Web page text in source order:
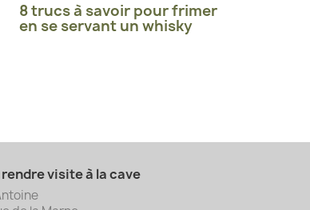
8 trucs à savoir pour frimer
en se servant un whisky
visite à la cave